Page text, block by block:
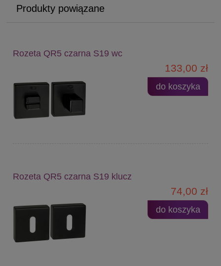
Produkty powiązane
Rozeta QR5 czarna S19 wc
133,00 zł
do koszyka
Rozeta QR5 czarna S19 klucz
74,00 zł
do koszyka